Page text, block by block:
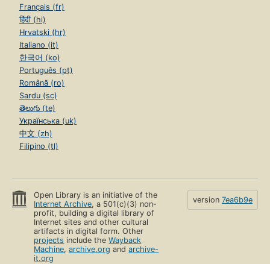
Français (fr)
हिंदी (hi)
Hrvatski (hr)
Italiano (it)
한국어 (ko)
Português (pt)
Română (ro)
Sardu (sc)
తెలుగు (te)
Українська (uk)
中文 (zh)
Filipino (tl)
Open Library is an initiative of the
Internet Archive, a 501(c)(3) non-
profit, building a digital library of
Internet sites and other cultural
artifacts in digital form. Other
projects include theWayback
Machine,archive.org andarchive-
it.org
version 7ea6b9e